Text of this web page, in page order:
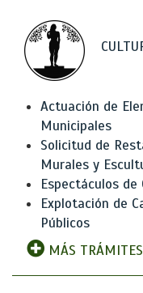
Actuación de
Municipales
Solicitud de
Murales y
Espectáculos de
Explotación de
Públicos
MÁS TRÁMITES